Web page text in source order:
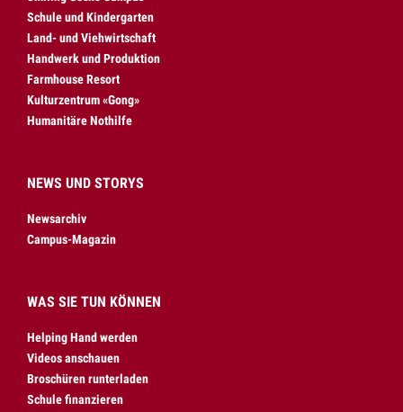
Schule und Kindergarten
Land- und Viehwirtschaft
Handwerk und Produktion
Farmhouse Resort
Kulturzentrum «Gong»
Humanitäre Nothilfe
NEWS UND STORYS
Newsarchiv
Campus-Magazin
WAS SIE TUN KÖNNEN
Helping Hand werden
Videos anschauen
Broschüren runterladen
Schule finanzieren